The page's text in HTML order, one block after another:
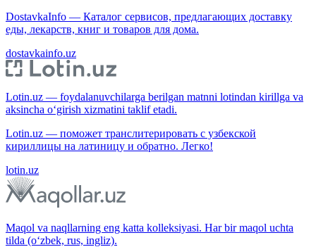
DostavkaInfo — Каталог сервисов, предлагающих доставку
еды, лекарств, книг и товаров для дома.
dostavkainfo.uz
Lotin.uz — foydalanuvchilarga berilgan matnni lotindan kirillga va
aksincha o‘girish xizmatini taklif etadi.
Lotin.uz — поможет транслитерировать с узбекской
кириллицы на латиницу и обратно. Легко!
lotin.uz
Maqol va naqllarning eng katta kolleksiyasi. Har bir maqol uchta
tilda (o‘zbek, rus, ingliz).